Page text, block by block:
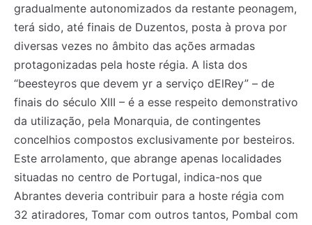
gradualmente autonomizados da restante peonagem,
terá sido, até finais de Duzentos, posta à prova por
diversas vezes no âmbito das ações armadas
protagonizadas pela hoste régia. A lista dos
“beesteyros que devem yr a serviço dElRey” – de
finais do século XIII – é a esse respeito demonstrativo
da utilização, pela Monarquia, de contingentes
concelhios compostos exclusivamente por besteiros.
Este arrolamento, que abrange apenas localidades
situadas no centro de Portugal, indica-nos que
Abrantes deveria contribuir para a hoste régia com
32 atiradores, Tomar com outros tantos, Pombal com